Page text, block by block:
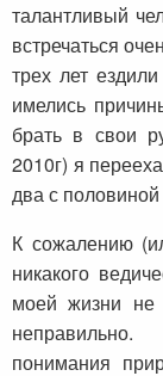
талантливый
встречаться
трех лет
имелись
брать в свои
2010г) я
два с половиной
К сожалению
никакого
моей жизни не
понимания